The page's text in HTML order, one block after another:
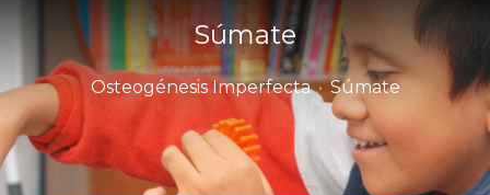
Súmate
Osteogénesis Imperfecta • Súmate